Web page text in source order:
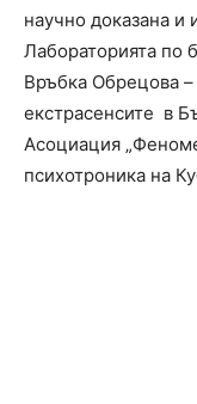
научно доказана и
Лабораторията по
Връбка Обрецова
екстрасенсите в
Асоциация
психотроника на